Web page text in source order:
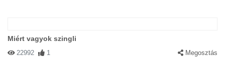
Miért vagyok szingli
22992 1 Megosztás